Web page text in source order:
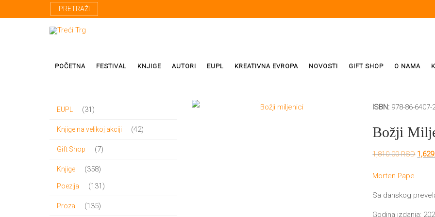
PRETRAŽI
POČETNA FESTIVAL KNJIGE AUTORI EUPL KREATIVNA EVROPA NOVOSTI GIFT SHOP O NAMA
ISBN: 978-86-6407-
Božji
1,810.00RSD
Morten Pape
Sa danskog
Godina izdanja:
EUPL 3131
Knjige na velikoj akciji 4242
Gift Shop 77
Knjige 358358
proizvoda
Poezija 131131
Proza 135135